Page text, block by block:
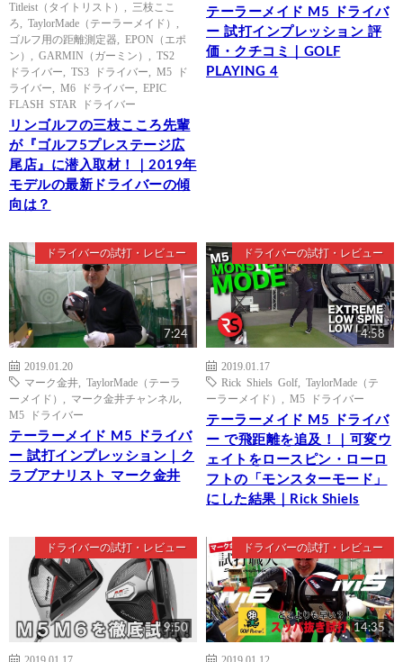
Titleist（タイトリスト）
三枝ここ
ろ
TaylorMade（テーラーメイド）
ゴルフ用の距離測定器
EPON（エポ
ン）
GARMIN（ガーミン）
TS2
ドライバー
TS3 ドライバー
M5 ド
ライバー
M6 ドライバー
EPIC
FLASH STAR ドライバー
リンゴルフの三枝こころ先輩
が『ゴルフ5プレステージ広
尾店』に潜入取材！｜2019年
モデルの最新ドライバーの傾
向は？
テーラーメイド M5 ドライバ
ー 試打インプレッション 評
価・クチコミ｜GOLF
PLAYING 4
ドライバーの試打・レビュー
7:24
2019.01.20
マーク金井
TaylorMade（テーラ
ーメイド）
マーク金井チャンネル
M5 ドライバー
テーラーメイド M5 ドライバ
ー 試打インプレッション｜ク
ラブアナリスト マーク金井
ドライバーの試打・レビュー
4:58
2019.01.17
Rick Shiels Golf
TaylorMade（テ
ーラーメイド）
M5 ドライバー
テーラーメイド M5 ドライバ
ー で飛距離を追及！｜可変ウ
ェイトをロースピン・ローロ
フトの「モンスターモード」
にした結果｜Rick Shiels
ドライバーの試打・レビュー
9:50
2019.01.17
ドライバーの試打・レビュー
14:35
2019.01.12